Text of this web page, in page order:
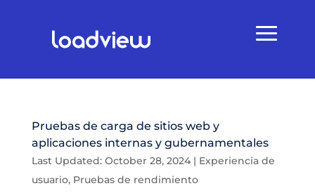
Pruebas de carga de sitios web y
aplicaciones internas y gubernamentales
Last Updated: October 28, 2024| Experiencia de
usuario, Pruebas de rendimiento